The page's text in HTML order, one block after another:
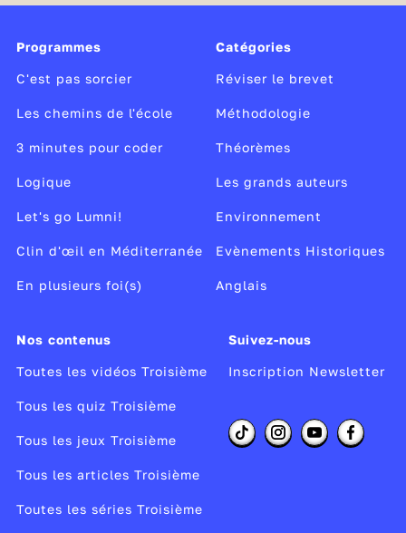
élèves de découvrir concrètement le monde du
travail lors d’un stage d’observation en entreprise et
de réfléchir à leurs envies de métier.
Programmes
C'est pas sorcier
Les chemins de l'école
3 minutes pour coder
Logique
Let's go Lumni!
Clin d'œil en Méditerranée
En plusieurs foi(s)
Catégories
Réviser le brevet
Méthodologie
Théorèmes
Les grands auteurs
Environnement
Evènements Historiques
Anglais
Nos contenus
Toutes les vidéos Troisième
Tous les quiz Troisième
Tous les jeux Troisième
Tous les articles Troisième
Toutes les séries Troisième
Suivez-nous
Inscription Newsletter